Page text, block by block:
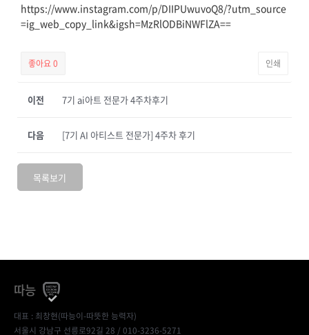
https://www.instagram.com/p/DIIPUwuvoQ8/?utm_source
=ig_web_copy_link&igsh=MzRlODBiNWFlZA==
좋아요0 인쇄
이전 7기 ai아트 전문가 4주차후기
[7기 AI 아티스트 전문가] 4주차 후기
다음
목록보기
따능
대표 : 최창현(따능이-따뜻한 능력자)
서울시 강남구 선릉로92길 28 / 010-3236-5271